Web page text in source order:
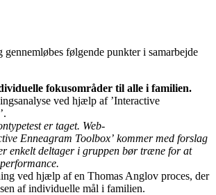
gennemløbes følgende punkter i samarbejde
fokusområder til alle i familien.
ved hjælp af ’Interactive
er taget. Web-
Enneagram Toolbox’ kommer med forslag
enkelt deltager i gruppen bør træne for at
ved hjælp af en Thomas Anglov proces, der
af individuelle mål i familien.